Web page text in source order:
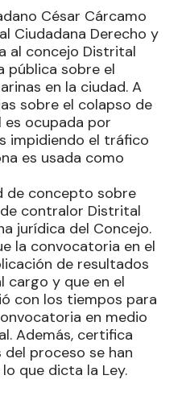
César Cárcamo
Ciudadana Derecho y
al concejo Distrital
pública sobre el
en la ciudad. A
sobre el colapso de
es ocupada por
impidiendo el tráfico
es usada como
de concepto sobre
contralor Distrital
jurídica del Concejo.
la convocatoria en el
de resultados
cargo y que en el
con los tiempos para
en medio
Además, certifica
proceso se han
que dicta la Ley.